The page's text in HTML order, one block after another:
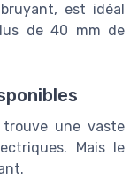
est idéal
de 40 mm de
une vaste
Mais le